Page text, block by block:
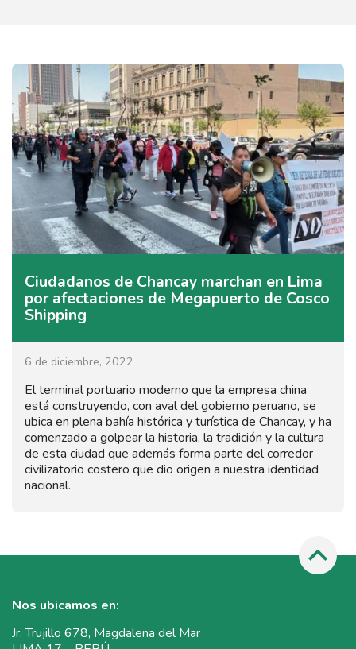
Ciudadanos de Chancay marchan en Lima
por afectaciones de Megapuerto de Cosco
Shipping
6 de diciembre, 2022
El terminal portuario moderno que la empresa china
está construyendo, con aval del gobierno peruano, se
ubica en plena bahía histórica y turística de Chancay, y ha
comenzado a golpear la historia, la tradición y la cultura
de esta ciudad que además forma parte del corredor
civilizatorio costero que dio origen a nuestra identidad
nacional.
Nos ubicamos en:
Jr. Trujillo 678, Magdalena del Mar